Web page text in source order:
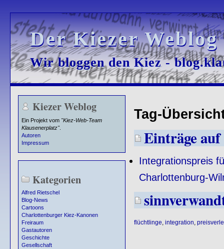
Der Kiezer
Der Kiezer
Wir bloggen den Kiez -
Wir bloggen den Kiez -
Kiezer Weblog
Ein Projekt vom "Kiez-Web-Team
Klausenerplatz".
Autoren
Impressum
Kategorien
Alfred Rietschel
Blog-News
Cartoons
Charlottenburger Kiez-Kanonen
Freiraum
Gastautoren
Geschichte
Gesellschaft
Tag-
Einträge
Integrationspreis
Charlottenburg-
flüchtlinge integration